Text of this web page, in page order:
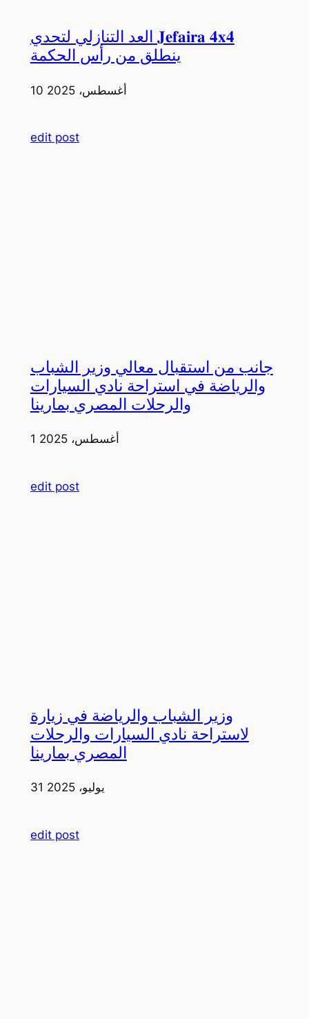
العد التنازلي لتحدي 𝐉𝐞𝐟𝐚𝐢𝐫𝐚 𝟒𝐱𝟒
ينطلق من رأس الحكمة
10 أغسطس، 2025
edit post
جانب من استقبال معالي وزير الشباب
والرياضة في استراحة نادي السيارات
والرحلات المصري بمارينا
1 أغسطس، 2025
edit post
وزير الشباب والرياضة في زيارة
لاستراحة نادي السيارات والرحلات
المصري بمارينا
31 يوليو، 2025
edit post